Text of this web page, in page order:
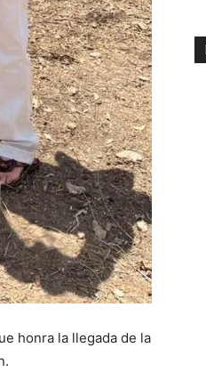
honra la llegada de la